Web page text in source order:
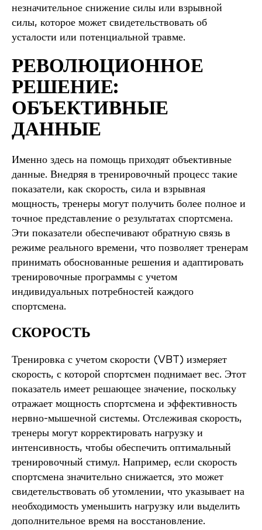
незначительное снижение силы или взрывной
силы, которое может свидетельствовать об
усталости или потенциальной травме.
РЕВОЛЮЦИОННОЕ
РЕШЕНИЕ:
ОБЪЕКТИВНЫЕ
ДАННЫЕ
Именно здесь на помощь приходят объективные
данные. Внедряя в тренировочный процесс такие
показатели, как скорость, сила и взрывная
мощность, тренеры могут получить более полное и
точное представление о результатах спортсмена.
Эти показатели обеспечивают обратную связь в
режиме реального времени, что позволяет тренерам
принимать обоснованные решения и адаптировать
тренировочные программы с учетом
индивидуальных потребностей каждого
спортсмена.
СКОРОСТЬ
Тренировка с учетом скорости (VBT) измеряет
скорость, с которой спортсмен поднимает вес. Этот
показатель имеет решающее значение, поскольку
отражает мощность спортсмена и эффективность
нервно-мышечной системы. Отслеживая скорость,
тренеры могут корректировать нагрузку и
интенсивность, чтобы обеспечить оптимальный
тренировочный стимул. Например, если скорость
спортсмена значительно снижается, это может
свидетельствовать об утомлении, что указывает на
необходимость уменьшить нагрузку или выделить
дополнительное время на восстановление.